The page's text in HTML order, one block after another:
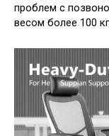
проблем с
весом более 100